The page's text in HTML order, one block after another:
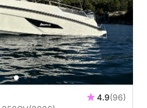
4.9(96)